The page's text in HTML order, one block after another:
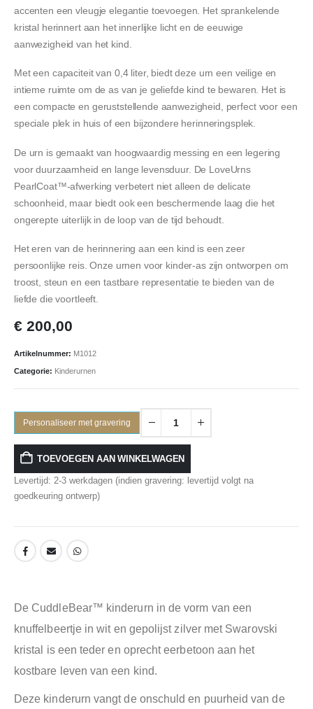
accenten een vleugje elegantie toevoegen. Het sprankelende
kristal herinnert aan het innerlijke licht en de eeuwige
aanwezigheid van het kind.
Met een capaciteit van 0,4 liter, biedt deze urn een veilige en
intieme ruimte om de as van je geliefde kind te bewaren. Het is
een compacte en geruststellende aanwezigheid, perfect voor een
speciale plek in huis of een bijzondere herinneringsplek.
De urn is gemaakt van hoogwaardig messing en een legering
voor duurzaamheid en lange levensduur. De LoveUrns
PearlCoat™️-afwerking verbetert niet alleen de delicate
schoonheid, maar biedt ook een beschermende laag die het
ongerepte uiterlijk in de loop van de tijd behoudt.
Het eren van de herinnering aan een kind is een zeer
persoonlijke reis. Onze urnen voor kinder-as zijn ontworpen om
troost, steun en een tastbare representatie te bieden van de
liefde die voortleeft.
€ 200,00
Artikelnummer: M1012
Categorie: Kinderurnen
Personaliseer met gravering
TOEVOEGEN AAN WINKELWAGEN
Levertijd: 2-3 werkdagen (indien gravering: levertijd volgt na
goedkeuring ontwerp)
De CuddleBear™️ kinderurn in de vorm van een
knuffelbeertje in wit en gepolijst zilver met Swarovski
kristal is een teder en oprecht eerbetoon aan het
kostbare leven van een kind.
Deze kinderurn vangt de onschuld en puurheid van de